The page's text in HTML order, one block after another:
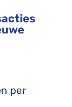
per